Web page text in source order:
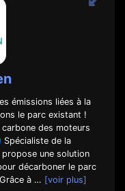
émissions liées à la
le parc existant !
carbone des moteurs
Spécialiste de la
une solution
décarboner le parc
à … [voir plus]